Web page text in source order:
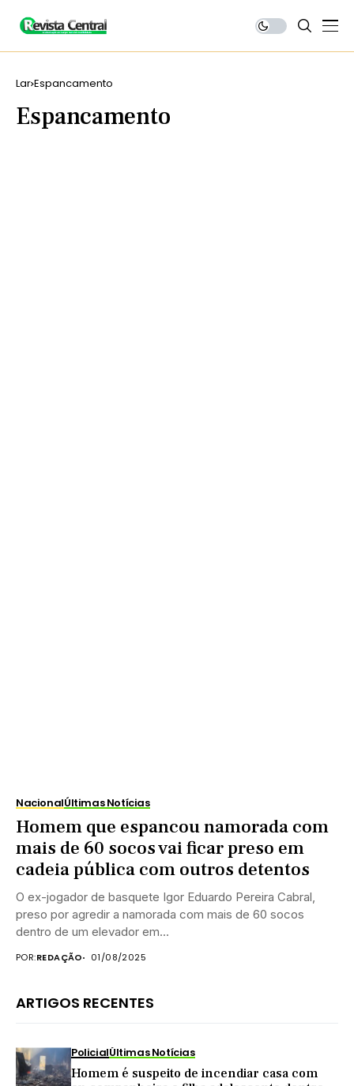
Lar Espancamento
Espancamento
NacionalÚltimas Notícias
Homem que espancou namorada com
mais de 60 socos vai ficar preso em
cadeia pública com outros detentos
O ex-jogador de basquete Igor Eduardo Pereira Cabral,
preso por agredir a namorada com mais de 60 socos
dentro de um elevador em...
POR:REDAÇÃO 01/08/2025
ARTIGOS RECENTES
PolicialÚltimas Notícias
Homem é suspeito de incendiar casa com